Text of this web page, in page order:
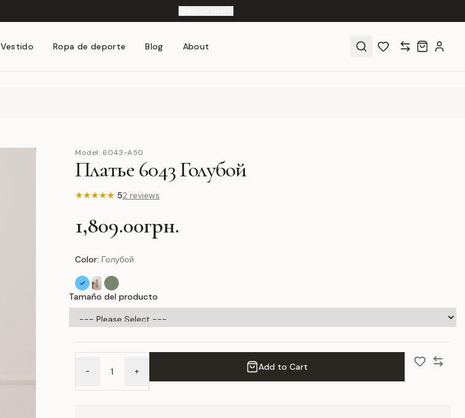
Vestido Ropa de deporte Blog About
Model: 6043-A50
Платье 6043 Голубой
★★★★★ 52 reviews
1,809.00грн.
Color: Голубой
Tamaño del producto
- + Add to Cart